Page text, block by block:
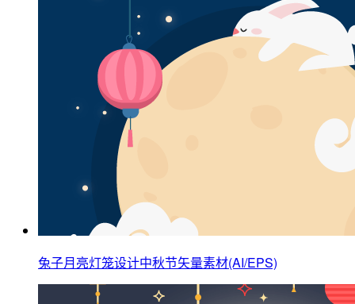
兔子月亮灯笼设计中秋节矢量素材(AI/EPS)